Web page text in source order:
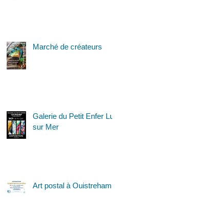
Marché de créateurs
Galerie du Petit Enfer Luc
sur Mer
Art postal à Ouistreham